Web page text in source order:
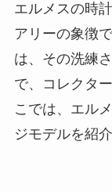
エルメスの時
アリーの象徴
は、その洗練
で、コレクタ
こでは、エル
ジモデルを紹介